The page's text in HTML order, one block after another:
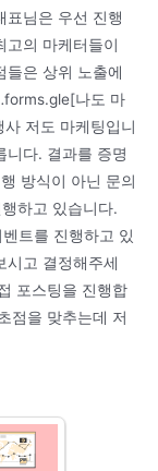
표님은 우선 진행
고의 마케터들이
들은 상위 노출에
나도 마
저도 마케팅입니
니다. 결과를 증명
방식이 아닌 문의
하고 있습니다.
트를 진행하고 있
시고 결정해주세
포스팅을 진행합
점을 맞추는데 저